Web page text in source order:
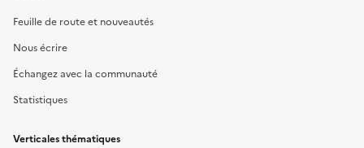
Feuille de route et nouveautés
Nous écrire
Échangez avec la communauté
Statistiques
Verticales thématiques